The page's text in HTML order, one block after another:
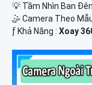
💡 Tầm Nhìn Ban
🤹 Camera Theo
️ƒ Khả Năng : Xoay